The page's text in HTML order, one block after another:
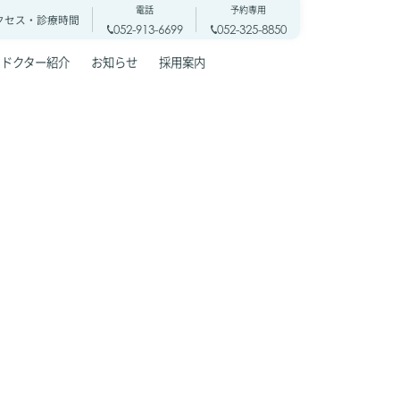
セス・診療時間
電話
052-913-6699
予約専用
052-325-8850
ドクター紹介 お知らせ 採用案内